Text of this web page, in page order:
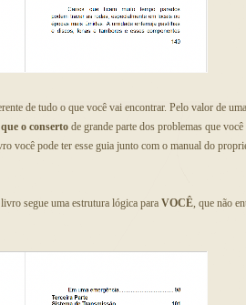
de tudo o que você vai encontrar. Pelo valor de
o consertode grande parte dos problemas que
você pode ter esse guia junto com o manual do
segue uma estrutura lógica para VOCÊ, que não